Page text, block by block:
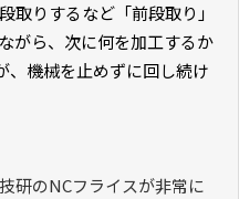
取りするなど「前段取り」
がら、次に何を加工するか
、機械を止めずに回し続け
研のNCフライスが非常に